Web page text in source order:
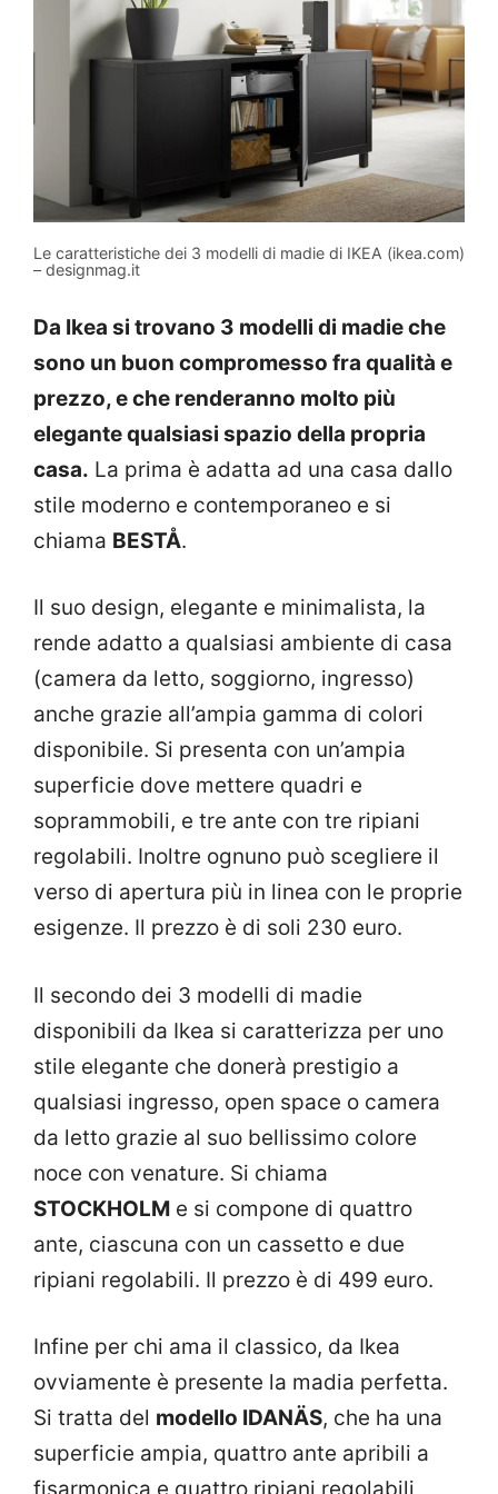
Le caratteristiche dei 3 modelli di madie di IKEA (ikea.com)
– designmag.it
Da Ikea si trovano 3 modelli di madie che
sono un buon compromesso fra qualità e
prezzo, e che renderanno molto più
elegante qualsiasi spazio della propria
casa. La prima è adatta ad una casa dallo
stile moderno e contemporaneo e si
chiama BESTÅ.
Il suo design, elegante e minimalista, la
rende adatto a qualsiasi ambiente di casa
(camera da letto, soggiorno, ingresso)
anche grazie all’ampia gamma di colori
disponibile. Si presenta con un’ampia
superficie dove mettere quadri e
soprammobili, e tre ante con tre ripiani
regolabili. Inoltre ognuno può scegliere il
verso di apertura più in linea con le proprie
esigenze. Il prezzo è di soli 230 euro.
Il secondo dei 3 modelli di madie
disponibili da Ikea si caratterizza per uno
stile elegante che donerà prestigio a
qualsiasi ingresso, open space o camera
da letto grazie al suo bellissimo colore
noce con venature. Si chiama
STOCKHOLM e si compone di quattro
ante, ciascuna con un cassetto e due
ripiani regolabili. Il prezzo è di 499 euro.
Infine per chi ama il classico, da Ikea
ovviamente è presente la madia perfetta.
Si tratta del modello IDANÄS, che ha una
superficie ampia, quattro ante apribili a